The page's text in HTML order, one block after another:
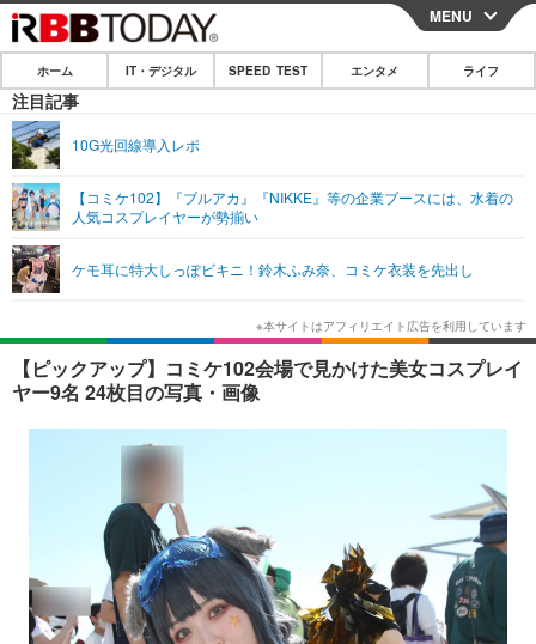
CLOSE
ホーム
IT・デジタル
ネタ
ショッピング その他
SPEED TEST
エンタメ
エンタメTOP 映画・ドラマ
韓国・芸能
音楽 スポーツ
ライフ
ライフTOP グルメ
ペット ショッピング
その他
リリース一覧
プッシュ通知の停止方法
MENU
ホーム IT・デジタル SPEED TEST エンタメ ライフ
注目記事
10G光回線導入レポ
【コミケ102】『ブルアカ』『NIKKE』等の企業ブースには、水着の
人気コスプレイヤーが勢揃い
ケモ耳に特大しっぽビキニ！鈴木ふみ奈、コミケ衣装を先出し
【ピックアップ】コミケ102会場で見かけた美女コスプレイ
ヤー9名 24枚目の写真・画像